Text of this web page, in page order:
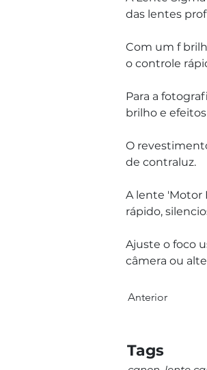
das lentes
Com um f
o controle
Para a
brilho e
O
de contraluz.
A lente 'Motor
rápido,
Ajuste o foco
câmera ou
Anterior
Tags